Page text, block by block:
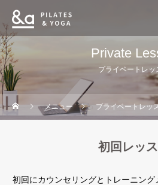
Private
プライベートレッ
メニュー プライベートレッ
初回レッ
初回にカウンセリングとトレーニング